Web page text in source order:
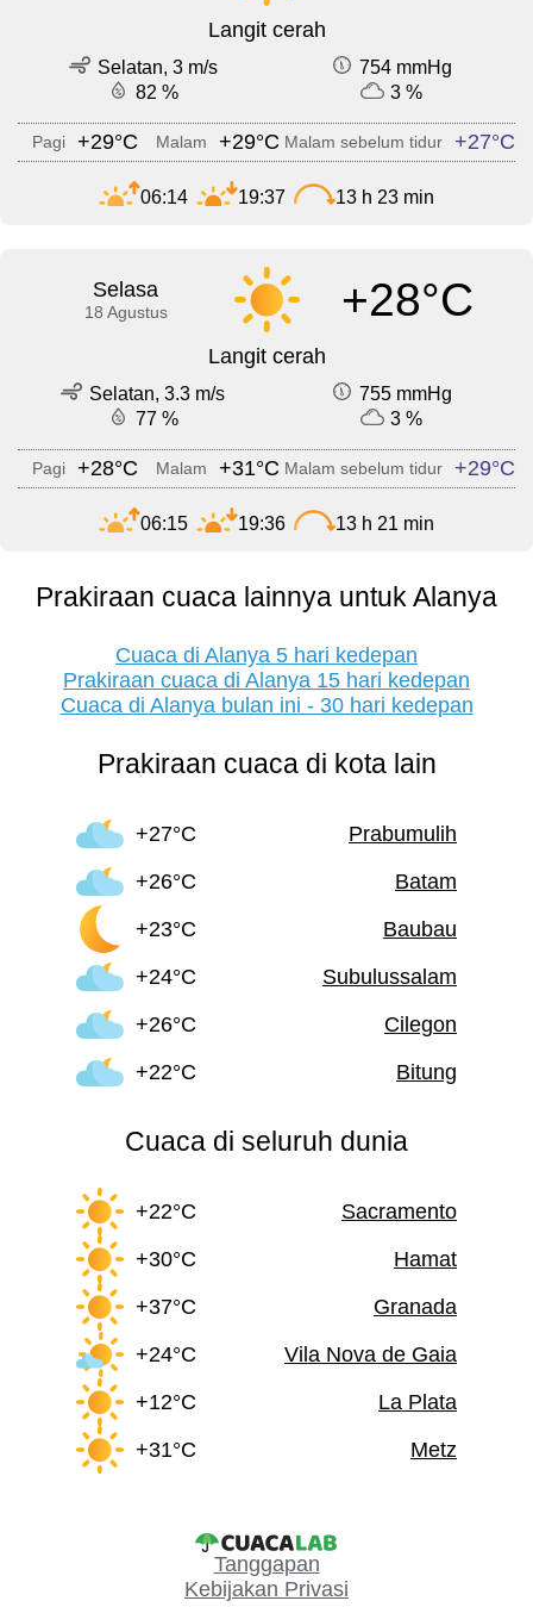
Langit cerah
Selatan, 3 m/s
754 mmHg
82 %
3 %
Pagi +29°C Malam +29°C Malam sebelum tidur +27°C
06:14 19:37 13 h 23 min
Selasa
18 Agustus +28°C
Langit cerah
Selatan, 3.3 m/s
755 mmHg
77 %
3 %
Pagi +28°C Malam +31°C Malam sebelum tidur +29°C
06:15 19:36 13 h 21 min
Prakiraan cuaca lainnya untuk Alanya
Cuaca di Alanya 5 hari kedepan
Prakiraan cuaca di Alanya 15 hari kedepan
Cuaca di Alanya bulan ini - 30 hari kedepan
Prakiraan cuaca di kota lain
+27°C
Prabumulih
+26°C
Batam
+23°C
Baubau
+24°C
Subulussalam
+26°C
Cilegon
+22°C
Bitung
Cuaca di seluruh dunia
+22°C
Sacramento
+30°C
Hamat
+37°C
Granada
+24°C
Vila Nova de Gaia
+12°C
La Plata
+31°C
Metz
Tanggapan
Kebijakan Privasi